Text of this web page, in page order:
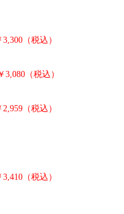
（税込）
3,080（税込）
（税込）
（税込）